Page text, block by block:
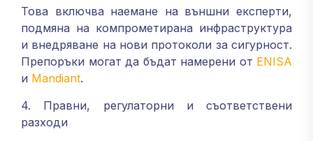
Това включва наемане на външни експерти,
подмяна на компрометирана инфраструктура
и внедряване на нови протоколи за сигурност.
Препоръки могат да бъдат намерени от ENISA
и Mandiant.
4. Правни, регулаторни и съответствени
разходи